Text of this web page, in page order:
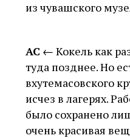
из чувашского
АС ← Кокель как
туда позднее. Но
вхутемасовского
исчез в лагерях.
было сохранено
очень красивая